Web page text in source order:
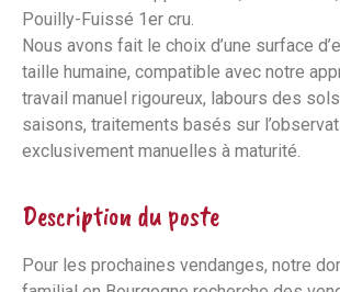
Pouilly-Fuissé 1er cru.
Nous avons fait le choix d’une surface
taille humaine, compatible avec notre
travail manuel rigoureux, labours des
saisons, traitements basés sur
exclusivement manuelles à maturité.
Description du poste
Pour les prochaines vendanges, notre